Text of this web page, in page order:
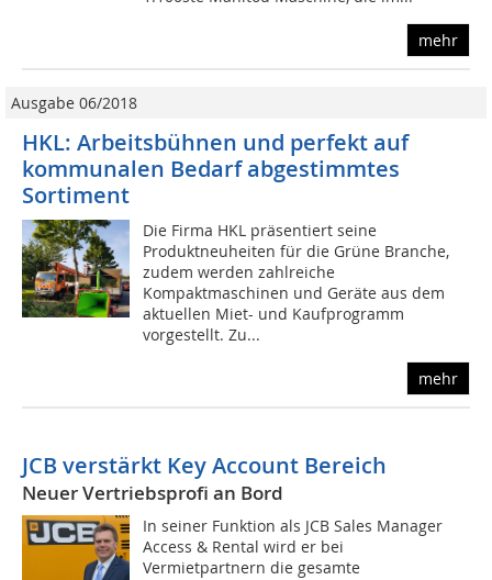
mehr
Ausgabe 06/2018
HKL: Arbeitsbühnen und perfekt auf
kommunalen Bedarf abgestimmtes
Sortiment
Die Firma HKL präsentiert seine
Produktneuheiten für die Grüne Branche,
zudem werden zahlreiche
Kompaktmaschinen und Geräte aus dem
aktuellen Miet- und Kaufprogramm
vorgestellt. Zu...
mehr
JCB verstärkt Key Account Bereich
Neuer Vertriebsprofi an Bord
In seiner Funktion als JCB Sales Manager
Access & Rental wird er bei
Vermietpartnern die gesamte